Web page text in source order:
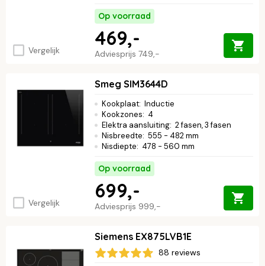
Vergelijk
Op voorraad
Adviesprijs 749,-
469,-
Vergelijk
Smeg SIM3644D
Kookplaat: Inductie
Kookzones: 4
Elektra aansluiting: 2 fasen, 3 fasen
Nisbreedte: 555 - 482 mm
Nisdiepte: 478 - 560 mm
Op voorraad
Adviesprijs 999,-
699,-
Siemens EX875LVB1E
88 reviews